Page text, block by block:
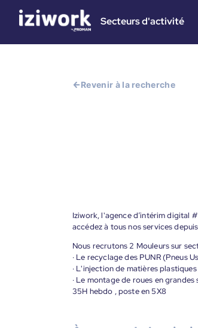
Secteurs d'activité
Revenir à la recherche
Iziwork, l'agence d’intérim digital
accédez à tous nos services
Nous recrutons 2 Mouleurs sur
· Le recyclage des PUNR (Pneus
· L'injection de matières
· Le montage de roues en grandes
35H hebdo , poste en 5X8